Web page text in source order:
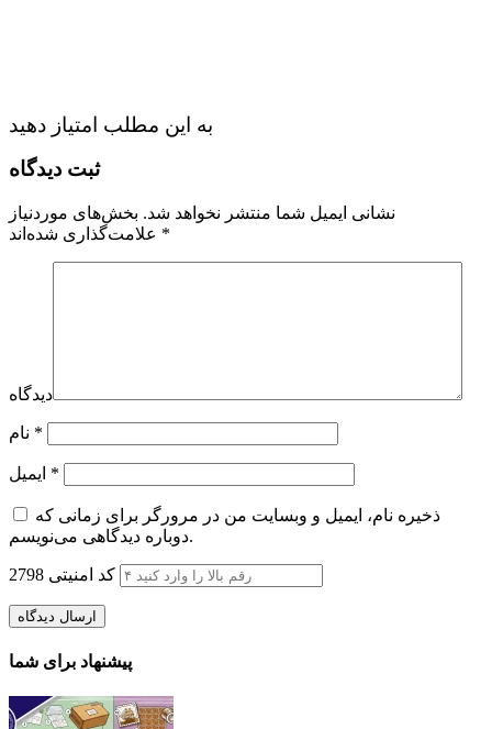
به این مطلب امتیاز دهید
ثبت دیدگاه
نشانی ایمیل شما منتشر نخواهد شد. بخش‌های موردنیاز
*
دیدگاه
*
*
ذخیره نام، ایمیل و وبسایت من در مرورگر برای زمانی که
دوباره دیدگاهی می‌نویسم.
کد امنیتی 2798
پیشنهاد برای شما